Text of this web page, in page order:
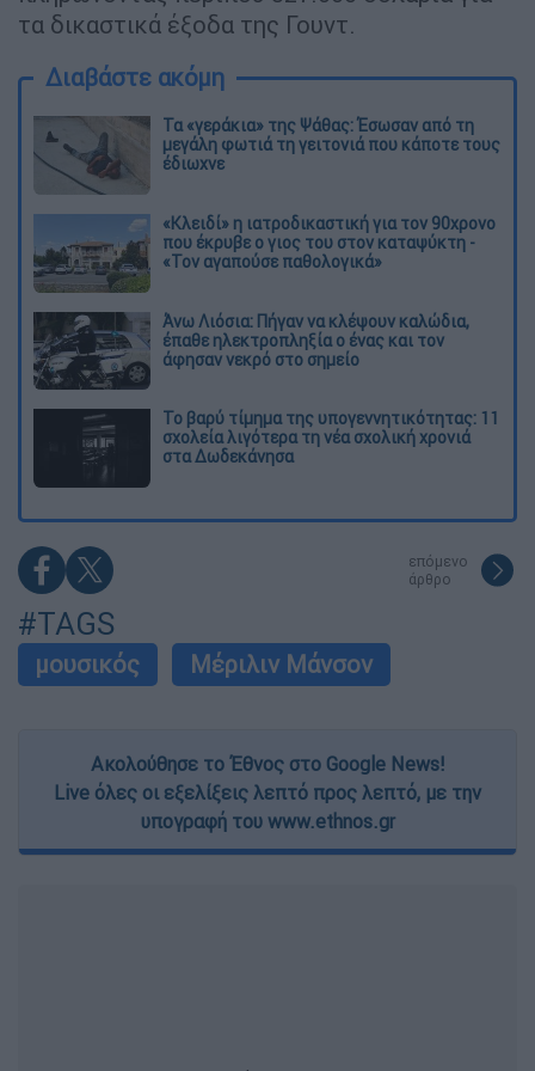
τα δικαστικά έξοδα της Γουντ.
Διαβάστε ακόμη
Τα «γεράκια» της Ψάθας: Έσωσαν από τη
μεγάλη φωτιά τη γειτονιά που κάποτε τους
έδιωχνε
«Κλειδί» η ιατροδικαστική για τον 90χρονο
που έκρυβε ο γιος του στον καταψύκτη -
«Τον αγαπούσε παθολογικά»
Άνω Λιόσια: Πήγαν να κλέψουν καλώδια,
έπαθε ηλεκτροπληξία ο ένας και τον
άφησαν νεκρό στο σημείο
Το βαρύ τίμημα της υπογεννητικότητας: 11
σχολεία λιγότερα τη νέα σχολική χρονιά
στα Δωδεκάνησα
επόμενο
άρθρο
#TAGS
μουσικός Μέριλιν Μάνσον
Ακολούθησε το Έθνος στο Google News!
Live όλες οι εξελίξεις λεπτό προς λεπτό, με την
υπογραφή του www.ethnos.gr